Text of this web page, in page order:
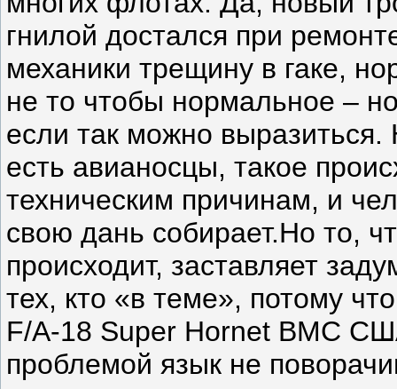
гнилой достался при
механики трещину в гаке,
не то чтобы нормальное –
если так можно выразиться.
есть авианосцы, такое
техническим причинам, и
свою дань собирает.Но то,
происходит, заставляет
тех, кто «в теме», потому
F/A-18 Super Hornet ВМС
проблемой язык не